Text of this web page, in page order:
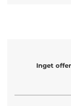
Inget